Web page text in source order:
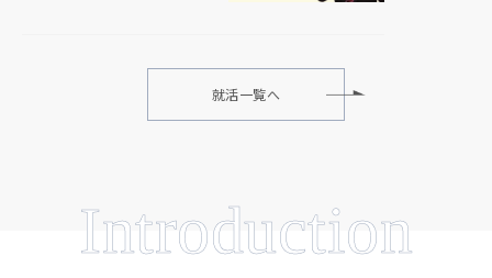
就活一覧へ
Introduction